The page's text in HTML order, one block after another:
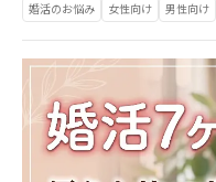
婚活のお悩み 女性向け 男性向け